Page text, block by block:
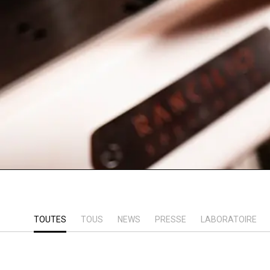
TOUTES TOUS NEWS PRESSE LABORATOIRE